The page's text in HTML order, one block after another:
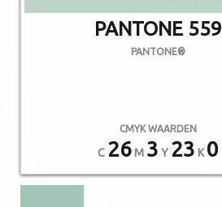
PANTONE 559
PANTONE®
CMYK WAARDEN
C 26M 3 Y 23 K0